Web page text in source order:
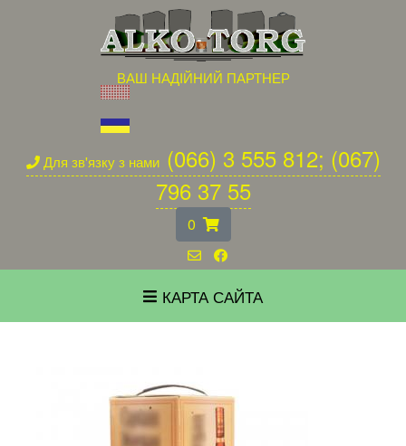
ВАШ НАДІЙНИЙ ПАРТНЕР
Для зв'язку з нами (066) 3 555 812; (067)
796 37 55
0
КАРТА САЙТА